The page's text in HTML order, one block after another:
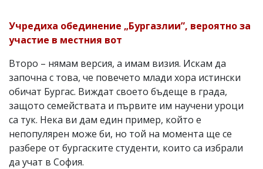
Учредиха обединение „Бургазлии”, вероятно за
участие в местния вот
Второ – нямам версия, а имам визия. Искам да
започна с това, че повечето млади хора истински
обичат Бургас. Виждат своето бъдеще в града,
защото семействата и първите им научени уроци
са тук. Нека ви дам един пример, който е
непопулярен може би, но той на момента ще се
разбере от бургаските студенти, които са избрали
да учат в София.